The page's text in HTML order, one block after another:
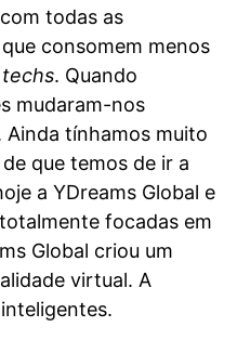
todas as
consomem menos
. Quando
mudaram-nos
tínhamos muito
que temos de ir a
a YDreams Global e
focadas em
Global criou um
virtual. A